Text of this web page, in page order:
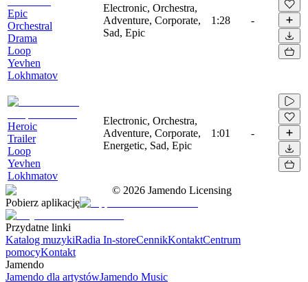
Epic
Orchestral
Drama
Loop
Yevhen
Lokhmatov
Electronic, Orchestra,
Adventure, Corporate,
Sad, Epic
1:28 -
Heroic
Trailer
Loop
Yevhen
Lokhmatov
Electronic, Orchestra,
Adventure, Corporate,
Energetic, Sad, Epic
1:01 -
© 2026 Jamendo Licensing
Pobierz aplikację
Przydatne linki
Katalog muzykiRadia In-storeCennikKontaktCentrum
pomocyKontakt
Jamendo
Jamendo dla artystówJamendo Music